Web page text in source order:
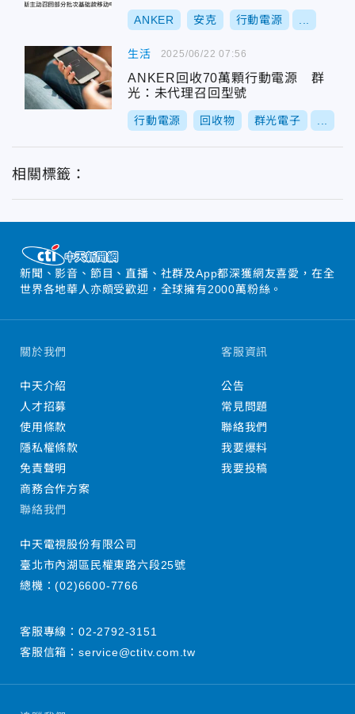
ANKER 安克 行動電源
生活
ANKER回收70萬顆行動電源 群
光：未代理召回型號
行動電源 回收物 群光電子
2025/06/22 07:56
相關標籤：
新聞、影音、節目、直播、社群及App都深獲網友喜愛，在全
世界各地華人亦頗受歡迎，全球擁有2000萬粉絲。
關於我們
中天介紹
人才招募
使用條款
隱私權條款
免責聲明
商務合作方案
客服資訊
公告
常見問題
聯絡我們
我要爆料
我要投稿
聯絡我們
中天電視股份有限公司
臺北市內湖區民權東路六段25號
總機：(02)6600-7766
客服專線： 02-2792-3151
客服信箱： service@ctitv.com.tw